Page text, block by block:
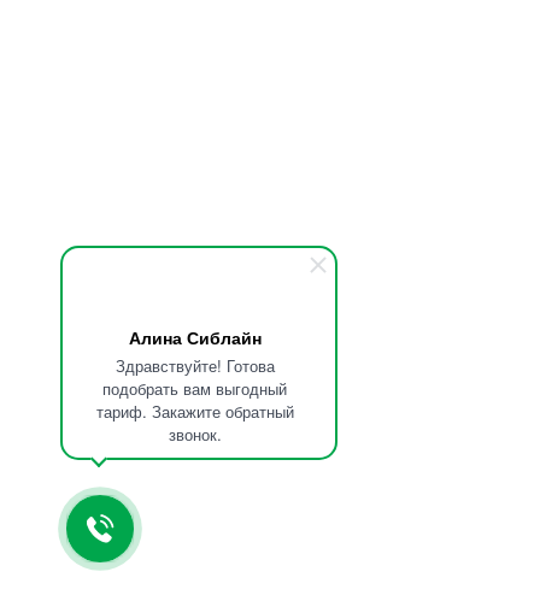
Алина Сиблайн
Здравствуйте! Готова
подобрать вам выгодный
тариф. Закажите обратный
звонок.